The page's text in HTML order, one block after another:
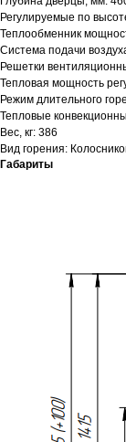
Регулируемые по
Теплообменник
Система подачи
Решетки
Тепловая мощность
Режим длительного
Тепловые
Вес, кг: 386
Вид горения:
Габариты